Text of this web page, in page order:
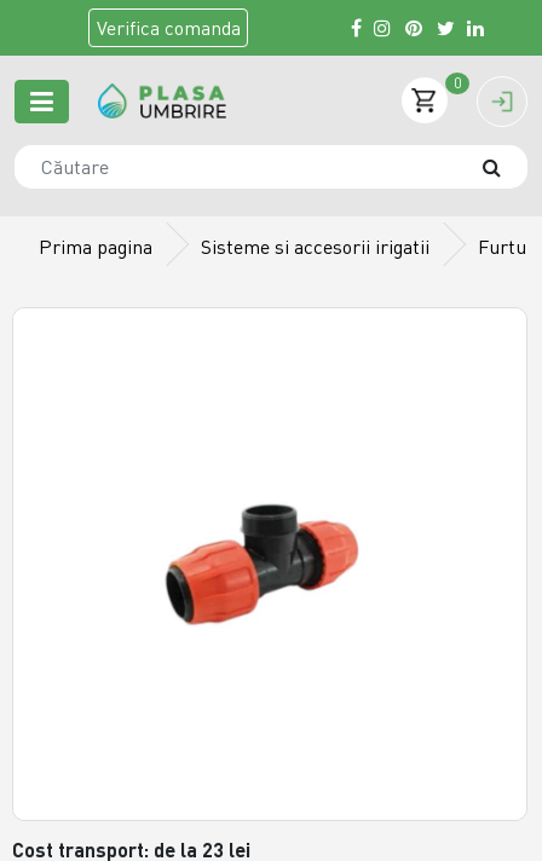
Verifica comanda
0
Prima pagina Sisteme si accesorii irigatii Furtun
Cost transport: de la 23 lei